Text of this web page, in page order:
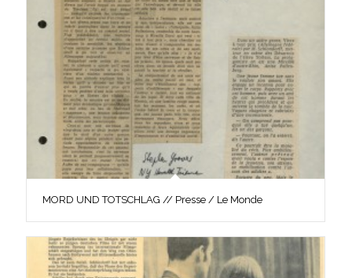
MORD UND TOTSCHLAG // Presse / Le Monde